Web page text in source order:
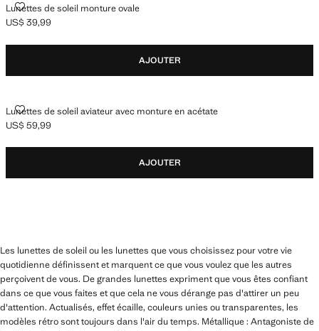
Lunettes de soleil monture ovale
LUNETTES DE SOLEIL MONTURE OVALE
Prix actuel [US$ 39,99 ]
US$ 39,99
AJOUTER
Lunettes de soleil aviateur avec monture en acétate
LUNETTES DE SOLEIL AVIATEUR AVEC MONTURE EN ACÉTATE
Prix actuel [US$ 59,99 ]
US$ 59,99
AJOUTER
Les lunettes de soleil ou les lunettes que vous choisissez pour votre vie
quotidienne définissent et marquent ce que vous voulez que les autres
perçoivent de vous. De grandes lunettes expriment que vous êtes confiant
dans ce que vous faites et que cela ne vous dérange pas d'attirer un peu
d'attention. Actualisés, effet écaille, couleurs unies ou transparentes, les
modèles rétro sont toujours dans l'air du temps. Métallique : Antagoniste de